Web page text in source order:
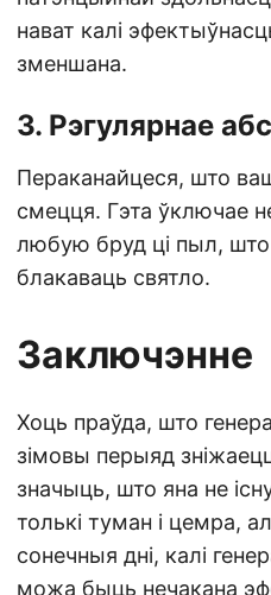
нават калі
зменшана.
3. Рэгулярнае
Пераканайцеся, што
смецця. Гэта ўключае
любую бруд ці пыл, што
блакаваць святло.
Заключэнне
Хоць праўда, што
зімовы перыяд
значыць, што яна не
толькі туман і цемра,
сонечныя дні, калі
можа быць нечакана